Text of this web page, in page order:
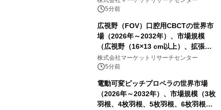
5分前
広視野（FOV）口腔用CBCTの世界市
場（2026年～2032年）、市場規模
（広視野（16×13 cm以上）、拡張広
視野（18×16 cm以上）、超広視野
（24×19 cm以上））・分析レポート
株式会社マーケットリサーチセンター
5分前
電動可変ピッチプロペラの世界市場
（2026年～2032年）、市場規模（3枚
羽根、4枚羽根、5枚羽根、6枚羽根、